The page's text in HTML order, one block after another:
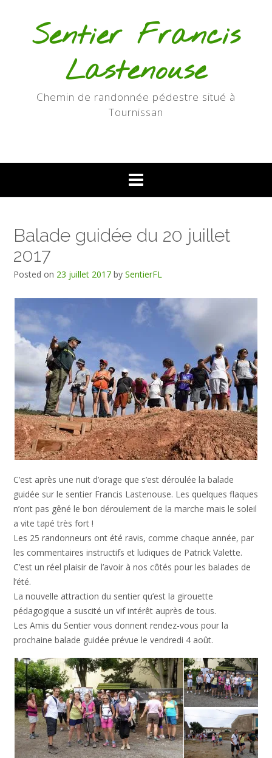
Sentier Francis
Lastenouse
Chemin de randonnée pédestre situé à
Tournissan
Balade guidée du 20 juillet
2017
Posted on 23 juillet 2017 by SentierFL
C’est après une nuit d’orage que s’est déroulée la balade
guidée sur le sentier Francis Lastenouse. Les quelques flaques
n’ont pas gêné le bon déroulement de la marche mais le soleil
a vite tapé très fort !
Les 25 randonneurs ont été ravis, comme chaque année, par
les commentaires instructifs et ludiques de Patrick Valette.
C’est un réel plaisir de l’avoir à nos côtés pour les balades de
l’été.
La nouvelle attraction du sentier qu’est la girouette
pédagogique a suscité un vif intérêt auprès de tous.
Les Amis du Sentier vous donnent rendez-vous pour la
prochaine balade guidée prévue le vendredi 4 août.